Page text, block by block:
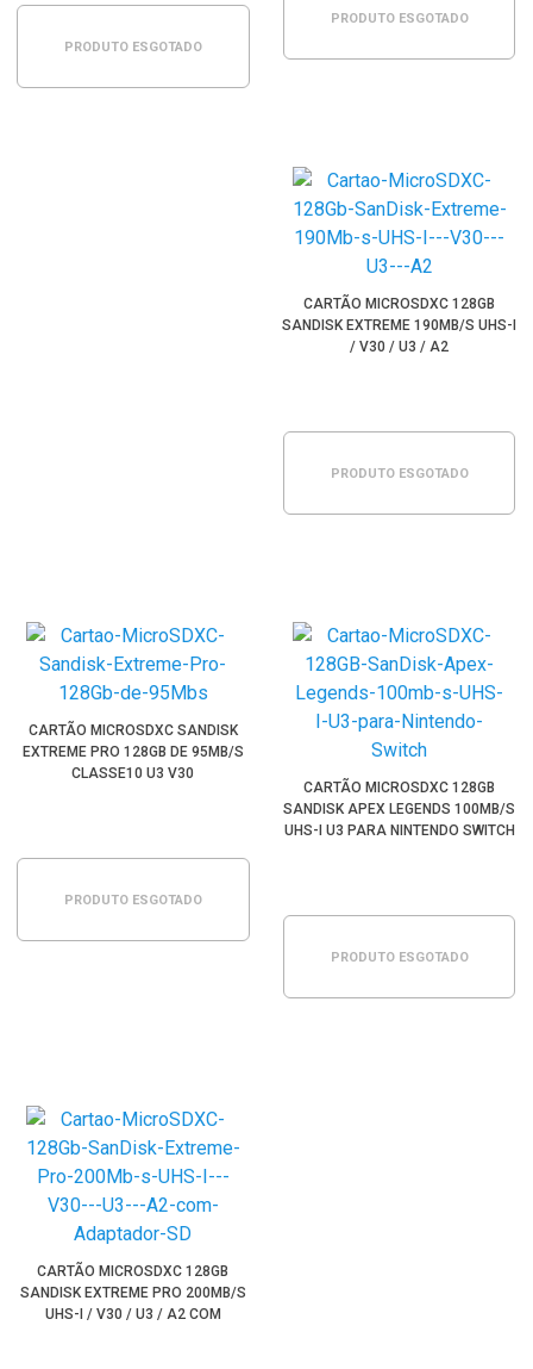
PRODUTO ESGOTADO
PRODUTO ESGOTADO
CARTÃO MICROSDXC 128GB
SANDISK EXTREME 190MB/S UHS-I
/ V30 / U3 / A2
PRODUTO ESGOTADO
CARTÃO MICROSDXC SANDISK
EXTREME PRO 128GB DE 95MB/S
CLASSE10 U3 V30
PRODUTO ESGOTADO
CARTÃO MICROSDXC 128GB
SANDISK APEX LEGENDS 100MB/S
UHS-I U3 PARA NINTENDO SWITCH
PRODUTO ESGOTADO
CARTÃO MICROSDXC 128GB
SANDISK EXTREME PRO 200MB/S
UHS-I / V30 / U3 / A2 COM